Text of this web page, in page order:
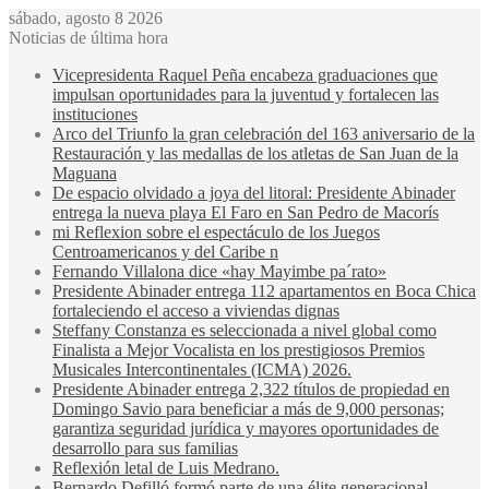
sábado, agosto 8 2026
Noticias de última hora
Vicepresidenta Raquel Peña encabeza graduaciones que
impulsan oportunidades para la juventud y fortalecen las
instituciones
Arco del Triunfo la gran celebración del 163 aniversario de la
Restauración y las medallas de los atletas de San Juan de la
Maguana
De espacio olvidado a joya del litoral: Presidente Abinader
entrega la nueva playa El Faro en San Pedro de Macorís
mi Reflexion sobre el espectáculo de los Juegos
Centroamericanos y del Caribe n
Fernando Villalona dice «hay Mayimbe pa´rato»
Presidente Abinader entrega 112 apartamentos en Boca Chica
fortaleciendo el acceso a viviendas dignas
Steffany Constanza es seleccionada a nivel global como
Finalista a Mejor Vocalista en los prestigiosos Premios
Musicales Intercontinentales (ICMA) 2026.
Presidente Abinader entrega 2,322 títulos de propiedad en
Domingo Savio para beneficiar a más de 9,000 personas;
garantiza seguridad jurídica y mayores oportunidades de
desarrollo para sus familias
Reflexión letal de Luis Medrano.